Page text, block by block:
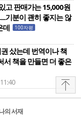
고 판매가는 15,000원
기분이 괜히 좋지는 않
데
100자평
샀는데 번역이나 책
서 책을 만들면 더 좋은
의 서재